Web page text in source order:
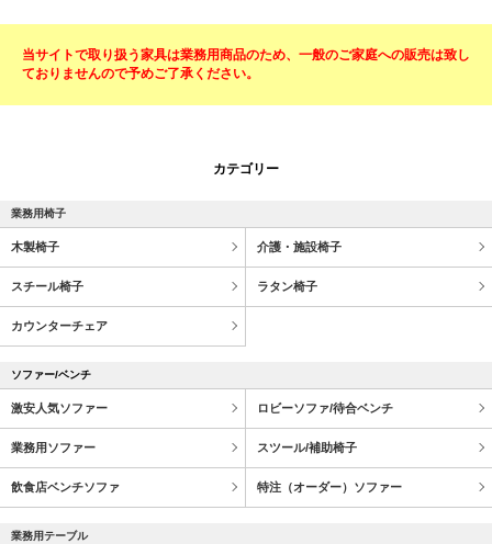
当サイトで取り扱う家具は業務用商品のため、一般のご家庭への販売は致し
ておりませんので予めご了承ください。
カテゴリー
業務用椅子
木製椅子 介護・施設椅子
スチール椅子 ラタン椅子
カウンターチェア
ソファー/ベンチ
激安人気ソファー ロビーソファ/待合ベンチ
業務用ソファー スツール/補助椅子
飲食店ベンチソファ 特注（オーダー）ソファー
業務用テーブル